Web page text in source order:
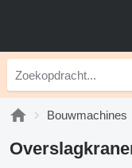
Bouwmachines